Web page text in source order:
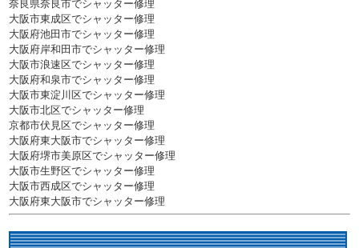
奈良県奈良市でシャッター修理
大阪市東成区でシャッター修理
大阪府池田市でシャッター修理
大阪府岸和田市でシャッター修理
大阪市浪速区でシャッター修理
大阪府和泉市でシャッター修理
大阪市東淀川区でシャッター修理
大阪市北区でシャッター修理
京都市伏見区でシャッター修理
大阪府東大阪市でシャッター修理
大阪府堺市美原区でシャッター修理
大阪市生野区でシャッター修理
大阪市西成区でシャッター修理
大阪府東大阪市でシャッター修理